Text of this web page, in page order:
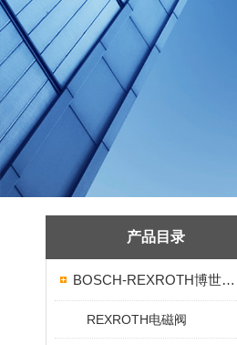
产品目录
BOSCH-REXROTH博世力士乐
REXROTH电磁阀